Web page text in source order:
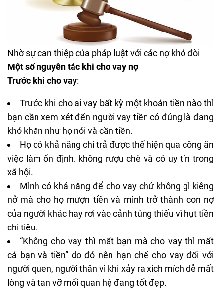
Nhờ sự can thiệp của pháp luật với các nợ khó đòi
Một số nguyên tắc khi cho vay nợ
Trước khi cho vay:
Trước khi cho ai vay bất kỳ một khoản tiền nào thì
bạn cần xem xét đến người vay tiền có đúng là đang
khó khăn như họ nói và cần tiền.
Họ có khả năng chi trả được thể hiện qua công ăn
việc làm ổn định, không rượu chè và có uy tín trong
xã hội.
Mình có khả năng để cho vay chứ không gì kiêng
nở mà cho họ mượn tiền và mình trở thành con nợ
của người khác hay rơi vào cảnh túng thiếu vì hụt tiền
chi tiêu.
“Không cho vay thì mất bạn mà cho vay thì mất
cả bạn và tiền” do đó nên hạn chế cho vay đối với
người quen, người thân vì khi xảy ra xích mích dễ mất
lòng và tan vỡ mối quan hệ đang tốt đẹp.